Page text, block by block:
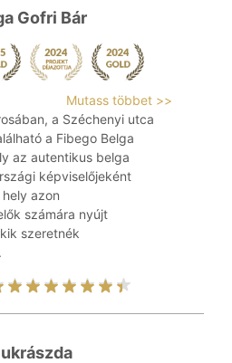
Gofri Bár
Mutass többet >>
a Széchenyi utca
a Fibego Belga
az autentikus belga
képviselőjeként
azon
számára nyújt
szeretnék